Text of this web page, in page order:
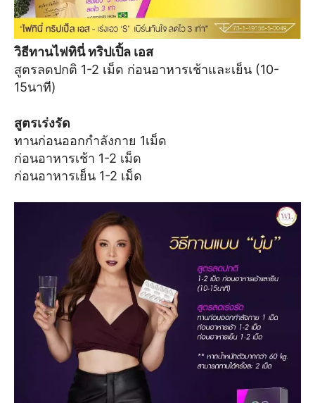
วิธีทานไฟทินี่ ทริปเปิ้ล เอส
สูตรลดปกติ 1-2 เม็ด ก่อนอาหารเช้าและเย็น (10-
15นาที)
สูตรเร่งรัด
ทานก่อนออกกำลังกาย 1เม็ด
ก่อนอาหารเช้า 1-2 เม็ด
ก่อนอาหารเย็น 1-2 เม็ด